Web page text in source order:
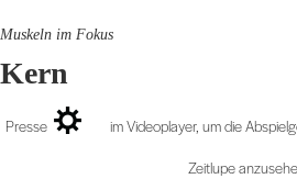
Muskeln im Fokus
Kern
Presse
im Videoplayer, um die
Zeitlupe